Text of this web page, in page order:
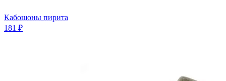
Кабошоны пирита
181 ₽